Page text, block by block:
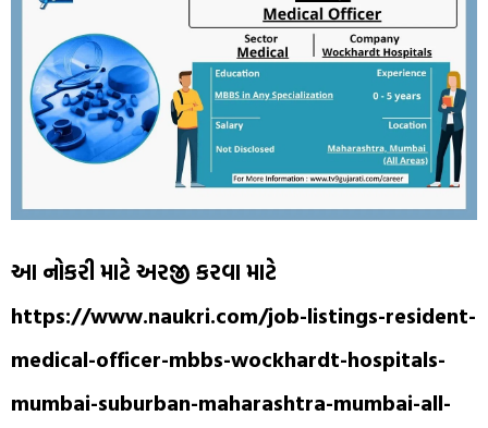
આ નોકરી માટે અરજી કરવા માટે
https://www.naukri.com/job-listings-resident-
medical-officer-mbbs-wockhardt-hospitals-
mumbai-suburban-maharashtra-mumbai-all-